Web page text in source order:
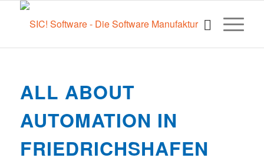
ALL ABOUT
AUTOMATION IN
FRIEDRICHSHAFEN